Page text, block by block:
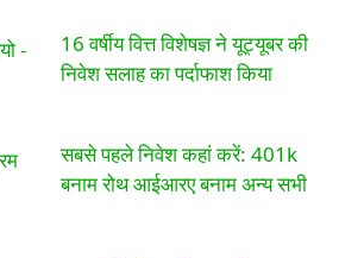
16 वर्षीय वित्त विशेषज्ञ ने यूट्यूबर की
निवेश सलाह का पर्दाफाश किया
सबसे पहले निवेश कहां करें: 401k
बनाम रोथ आईआरए बनाम अन्य सभी